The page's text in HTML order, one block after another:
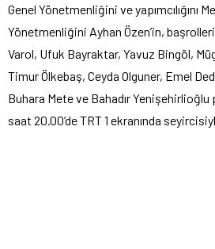
Genel Yönetmenliğini ve yapımcılığını
Yönetmenliğini Ayhan Özen’in,
Varol, Ufuk Bayraktar, Yavuz Bingöl,
Timur Ölkebaş, Ceyda Olguner, Emel
Buhara Mete ve Bahadır Yenişehirlioğlu
saat 20.00’de TRT 1 ekranında